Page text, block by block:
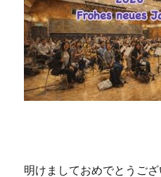
明けましておめでとうご